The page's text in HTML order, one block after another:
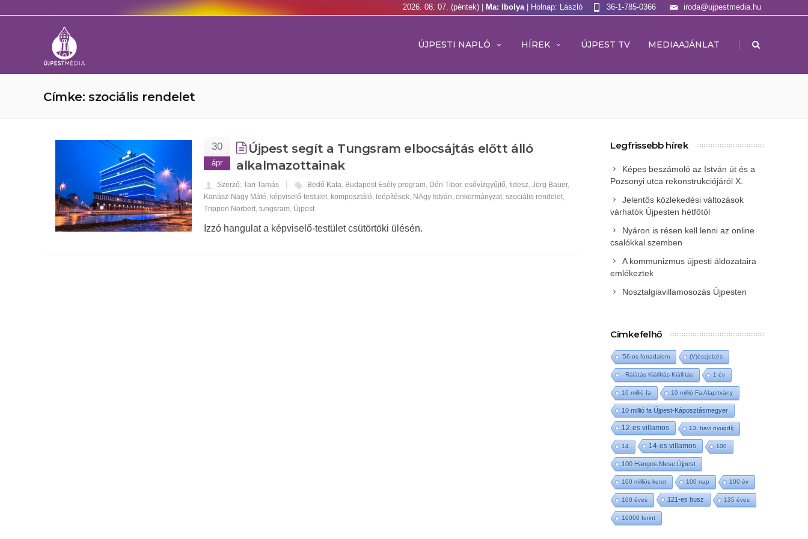
2026. 08. 07. (péntek) | Ma: Ibolya | Holnap: László iroda@ujpestmedia.hu
36-1-785-0366
ÚJPESTI NAPLÓ HÍREK ÚJPEST TV MEDIAAJÁNLAT |
Címke: szociális rendelet
30
ápr
Újpest segít a Tungsram elbocsájtás előtt álló
alkalmazottainak
Szerző: Tari Tamás Bedő Kata, Budapest Esély program, Déri Tibor,esővízgyűjtő,fidesz,Jörg Bauer,
Kanász-Nagy Máté, képviselő-testület, komposztáló, leépítések, NAgy István,önkormányzat,szociális rendelet,
Trippon Norbert,tungsram, Újpest
Izzó hangulat a képviselő-testület csütörtöki ülésén.
Legfrissebb hírek
Képes beszámoló az István út és a
Pozsonyi utca rekonstrukciójáról X.
Jelentős közlekedési változások
várhatók Újpesten hétfőtől
Nyáron is résen kell lenni az online
csalókkal szemben
A kommunizmus újpesti áldozataira
emlékeztek
Nosztalgiavillamosozás Újpesten
Címkefelhő
'56-os forradalom (V)észjelzés
- Rálátás Kiállítás Kiállítás 1 év
10 millió fa 10 millió Fa Alapítvány
10 millió fa Újpest-Káposztásmegyer
12-es villamos 13. havi nyugdíj
14 14-es villamos 100
100 Hangos Mese Újpest
100 milliós keret 100 nap 100 év
100 éves 121-es busz 135 éves
10000 forint